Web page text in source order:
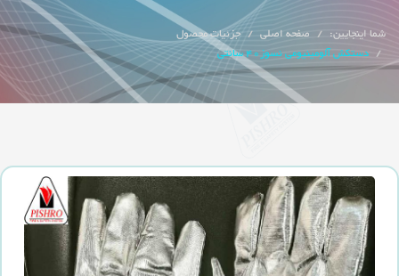
شما اینجایین: صفحه اصلی
جزئیات محصول
دستکش آلومینیومی نسوز40 سانتی